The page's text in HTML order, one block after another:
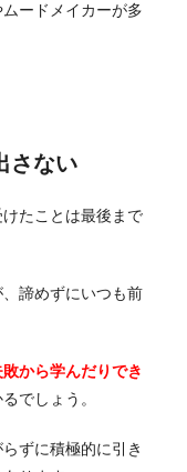
ードメイカーが多
さない
たことは最後まで
諦めずにいつも前
から学んだりでき
でしょう。
ずに積極的に引き